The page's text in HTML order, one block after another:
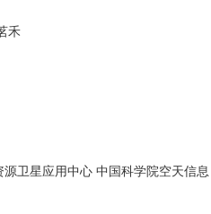
禾
源卫星应用中心 中国科学院空天信息